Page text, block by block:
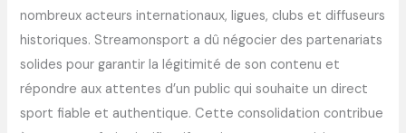
nombreux acteurs internationaux, ligues, clubs et diffuseurs
historiques. Streamonsport a dû négocier des partenariats
solides pour garantir la légitimité de son contenu et
répondre aux attentes d’un public qui souhaite un direct
sport fiable et authentique. Cette consolidation contribue